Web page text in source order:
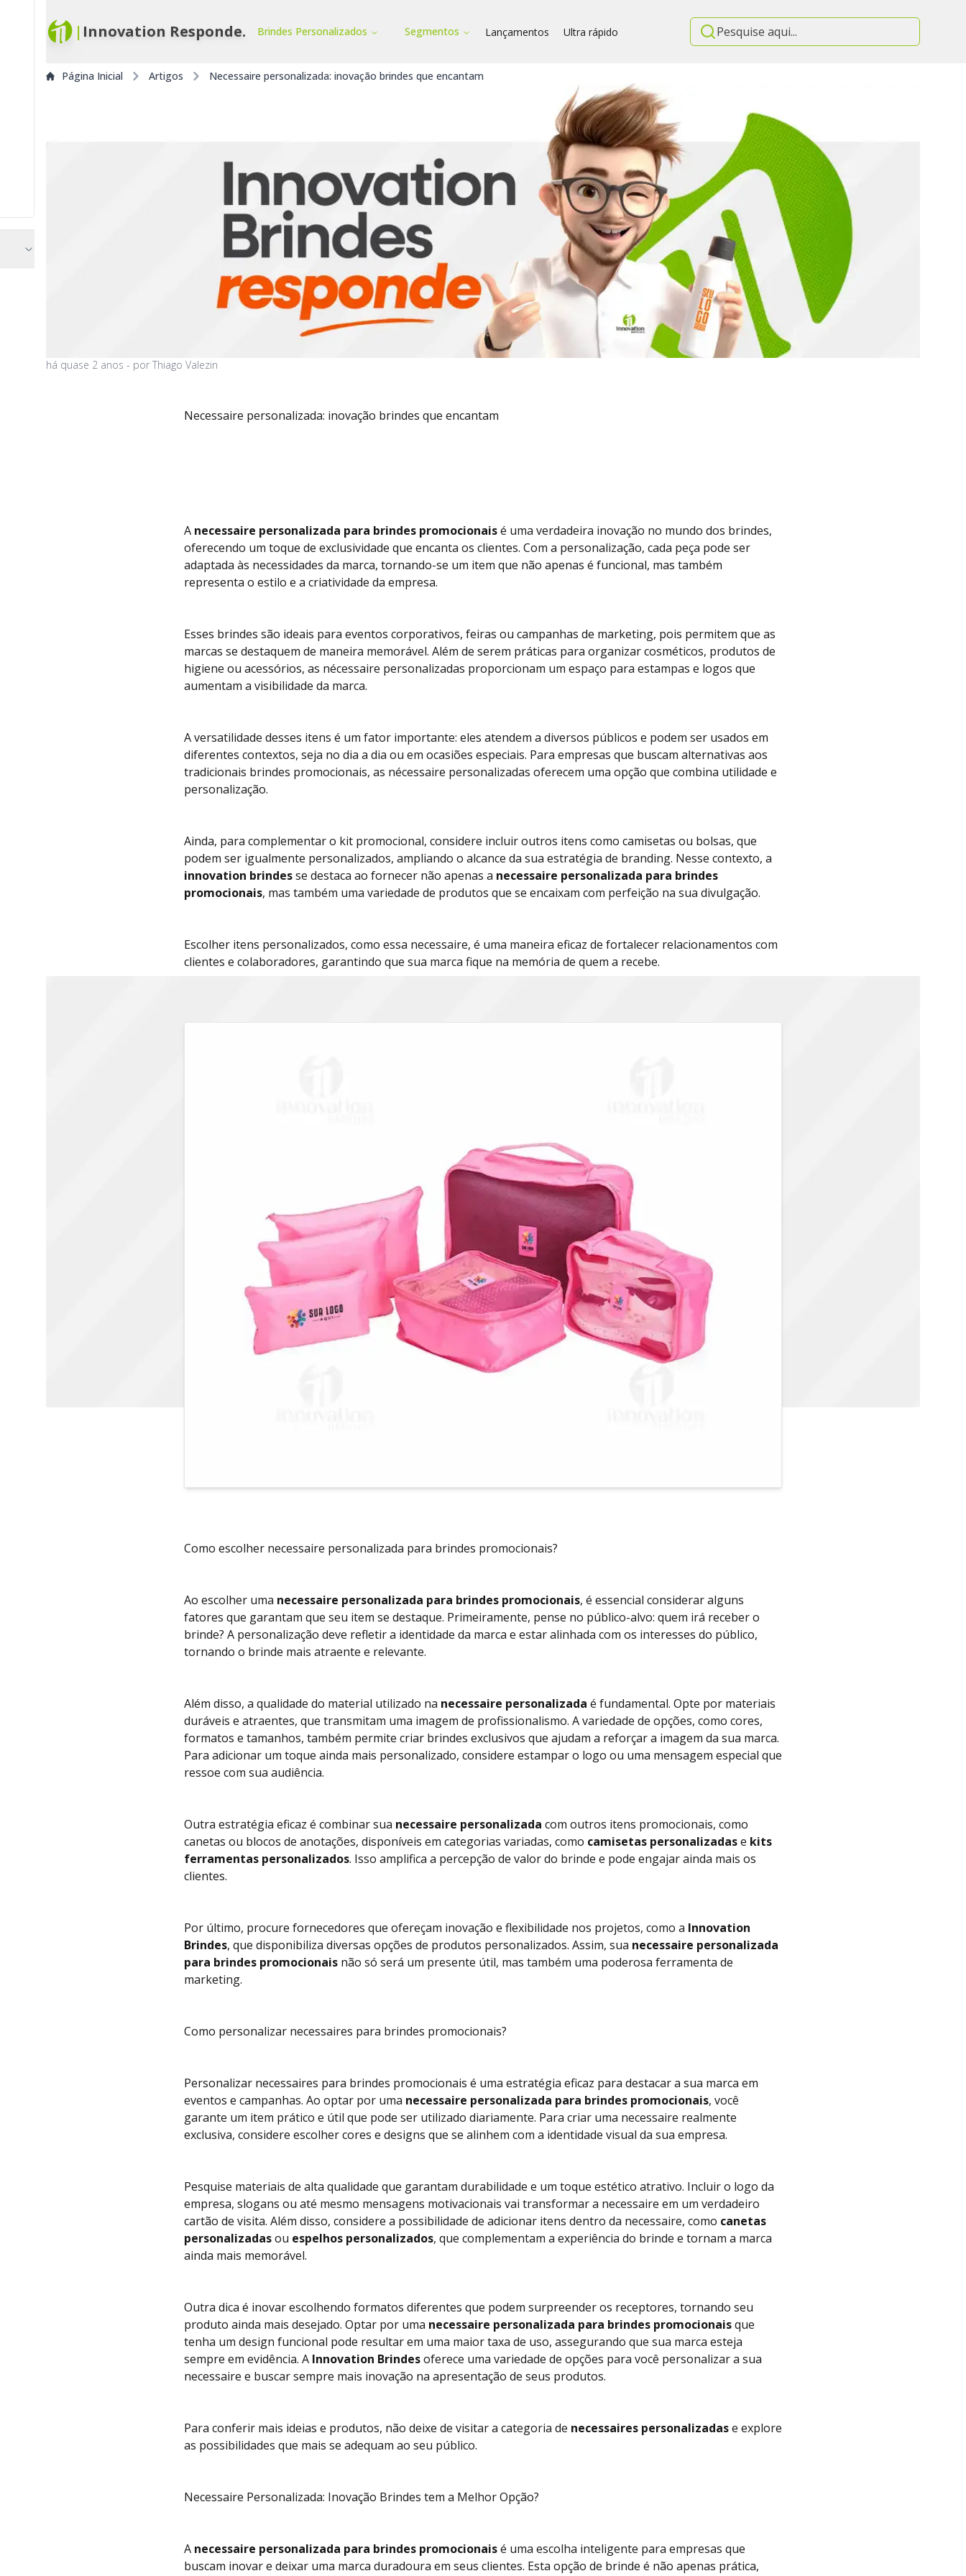
| Innovation Responde. Brindes Personalizados Segmentos Lançamentos Ultra rápido
Página Inicial Artigos Necessaire personalizada: inovação brindes que encantam
há quase 2 anos - por Thiago Valezin
Necessaire personalizada: inovação brindes que encantam
A necessaire personalizada para brindes promocionaisé uma verdadeira inovação no mundo dos brindes,
oferecendo um toque de exclusividade que encanta os clientes. Com a personalização, cada peça pode ser
adaptada às necessidades da marca, tornando-se um item que não apenas é funcional, mas também
representa o estilo e a criatividade da empresa.
Esses brindes são ideais para eventos corporativos, feiras ou campanhas de marketing, pois permitem que as
marcas se destaquem de maneira memorável. Além de serem práticas para organizar cosméticos, produtos de
higiene ou acessórios, as nécessaire personalizadas proporcionam um espaço para estampas e logos que
aumentam a visibilidade da marca.
A versatilidade desses itens é um fator importante: eles atendem a diversos públicos e podem ser usados em
diferentes contextos, seja no dia a dia ou em ocasiões especiais. Para empresas que buscam alternativas aos
tradicionais brindes promocionais, as nécessaire personalizadas oferecem uma opção que combina utilidade e
personalização.
Ainda, para complementar o kit promocional, considere incluir outros itens como camisetas ou bolsas, que
podem ser igualmente personalizados, ampliando o alcance da sua estratégia de branding. Nesse contexto, a
innovation brindesse destaca ao fornecer não apenas a necessaire personalizada para brindes
promocionais, mas também uma variedade de produtos que se encaixam com perfeição na sua divulgação.
Escolher itens personalizados, como essa necessaire, é uma maneira eficaz de fortalecer relacionamentos com
clientes e colaboradores, garantindo que sua marca fique na memória de quem a recebe.
Como escolher necessaire personalizada para brindes promocionais?
Ao escolher uma necessaire personalizada para brindes promocionais, é essencial considerar alguns
fatores que garantam que seu item se destaque. Primeiramente, pense no público-alvo: quem irá receber o
brinde? A personalização deve refletir a identidade da marca e estar alinhada com os interesses do público,
tornando o brinde mais atraente e relevante.
Além disso, a qualidade do material utilizado na necessaire personalizada é fundamental. Opte por materiais
duráveis e atraentes, que transmitam uma imagem de profissionalismo. A variedade de opções, como cores,
formatos e tamanhos, também permite criar brindes exclusivos que ajudam a reforçar a imagem da sua marca.
Para adicionar um toque ainda mais personalizado, considere estampar o logo ou uma mensagem especial que
ressoe com sua audiência.
Outra estratégia eficaz é combinar sua necessaire personalizada com outros itens promocionais, como
canetas ou blocos de anotações, disponíveis em categorias variadas, como camisetas personalizadase kits
ferramentas personalizados. Isso amplifica a percepção de valor do brinde e pode engajar ainda mais os
clientes.
Por último, procure fornecedores que ofereçam inovação e flexibilidade nos projetos, como a Innovation
Brindes, que disponibiliza diversas opções de produtos personalizados. Assim, sua necessaire personalizada
para brindes promocionais não só será um presente útil, mas também uma poderosa ferramenta de
marketing.
Como personalizar necessaires para brindes promocionais?
Personalizar necessaires para brindes promocionais é uma estratégia eficaz para destacar a sua marca em
eventos e campanhas. Ao optar por uma necessaire personalizada para brindes promocionais, você
garante um item prático e útil que pode ser utilizado diariamente. Para criar uma necessaire realmente
exclusiva, considere escolher cores e designs que se alinhem com a identidade visual da sua empresa.
Pesquise materiais de alta qualidade que garantam durabilidade e um toque estético atrativo. Incluir o logo da
empresa, slogans ou até mesmo mensagens motivacionais vai transformar a necessaire em um verdadeiro
cartão de visita. Além disso, considere a possibilidade de adicionar itens dentro da necessaire, como canetas
personalizadasou espelhos personalizados, que complementam a experiência do brinde e tornam a marca
ainda mais memorável.
Outra dica é inovar escolhendo formatos diferentes que podem surpreender os receptores, tornando seu
produto ainda mais desejado. Optar por uma necessaire personalizada para brindes promocionaisque
tenha um design funcional pode resultar em uma maior taxa de uso, assegurando que sua marca esteja
sempre em evidência. A Innovation Brindesoferece uma variedade de opções para você personalizar a sua
necessaire e buscar sempre mais inovação na apresentação de seus produtos.
Para conferir mais ideias e produtos, não deixe de visitar a categoria de necessaires personalizadase explore
as possibilidades que mais se adequam ao seu público.
Necessaire Personalizada: Inovação Brindes tem a Melhor Opção?
A necessaire personalizada para brindes promocionaisé uma escolha inteligente para empresas que
buscam inovar e deixar uma marca duradoura em seus clientes. Esta opção de brinde é não apenas prática,